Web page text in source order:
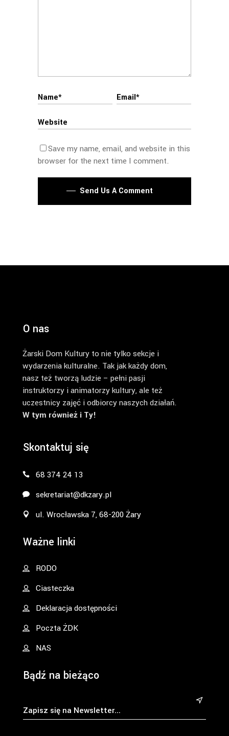
Save my name, email, and website in this
browser for the next time I comment.
Send Us A Comment
O nas
Żarski Dom Kultury to nie tylko sekcje i
wydarzenia kulturalne. Tak jak każdy dom,
nasz też tworzą ludzie – pełni pasji
instruktorzy i animatorzy kultury, ale też
uczestnicy zajęć i odbiorcy naszych działań.
W tym również i Ty!
Skontaktuj się
68 374 24 13
sekretariat@dkzary.pl
ul. Wrocławska 7, 68-200 Żary
Ważne linki
RODO
Ciasteczka
Deklaracja dostępności
Poczta ŻDK
NAS
Bądź na bieżąco
&